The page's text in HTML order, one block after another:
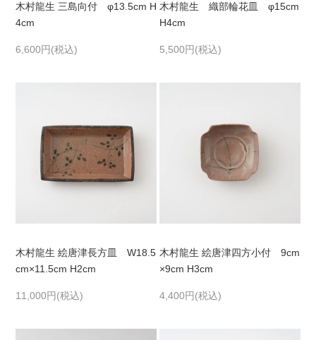
木村龍生 三島向付 φ13.5cm H
4cm
6,600円(税込)
木村龍生 織部輪花皿 φ15cm
H4cm
5,500円(税込)
木村龍生 絵唐津長方皿 W18.5
cm×11.5cm H2cm
11,000円(税込)
木村龍生 絵唐津四方小付 9cm
×9cm H3cm
4,400円(税込)